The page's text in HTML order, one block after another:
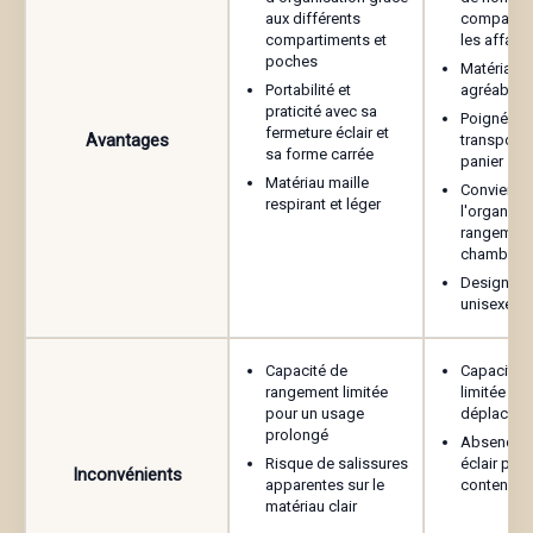
commentaire.
Avantages
aux différents
compartiments et
poches
Portabilité et
praticité avec sa
fermeture éclair et
sa forme carrée
Matériau maille
respirant et léger
les
Matériau
agréable
Poignée
panier
Convient
chambre
Design
unisexe
Inconvénients
Capacité de
rangement limitée
pour un usage
prolongé
Risque de salissures
apparentes sur le
matériau clair
Capacité
limitée
Absence
éclair
contenu